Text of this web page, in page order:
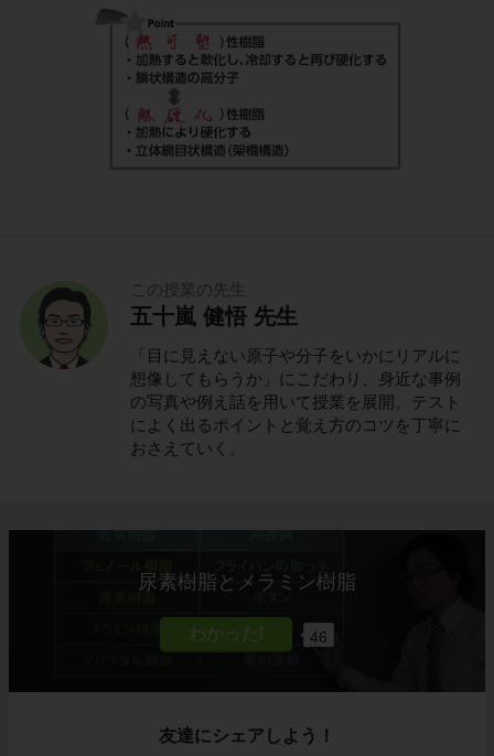
この授業の先生
五十嵐 健悟 先生
「目に見えない原子や分子をいかにリアルに
想像してもらうか」にこだわり、身近な事例
の写真や例え話を用いて授業を展開。テスト
によく出るポイントと覚え方のコツを丁寧に
おさえていく。
尿素樹脂とメラミン樹脂
46
友達にシェアしよう！